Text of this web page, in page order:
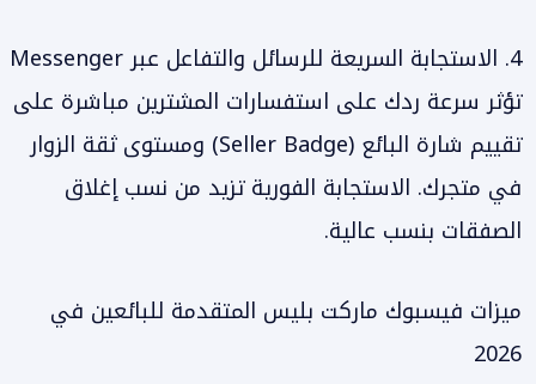
4. الاستجابة السريعة للرسائل والتفاعل عبر Messenger
تؤثر سرعة ردك على استفسارات المشترين مباشرة على
تقييم شارة البائع (Seller Badge) ومستوى ثقة الزوار
في متجرك. الاستجابة الفورية تزيد من نسب إغلاق
الصفقات بنسب عالية.
ميزات فيسبوك ماركت بليس المتقدمة للبائعين في
2026